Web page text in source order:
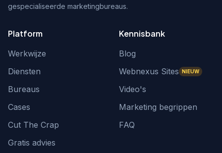
gespecialiseerde marketingbureaus.
Platform
Werkwijze
Diensten
Bureaus
Cases
Cut The Crap
Gratis advies
Kennisbank
Blog
Webnexus Sites NIEUW
Video's
Marketing begrippen
FAQ